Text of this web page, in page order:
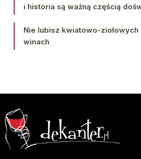
i historia są ważną częścią
Nie lubisz kwiatowo-ziołowych
winach